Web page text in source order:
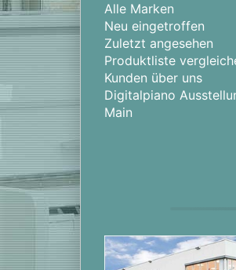
Inkl. Noten, Texten
Alle Marken
Neu eingetroffen
Zuletzt angesehen
Produktliste
Kunden über uns
Digitalpiano
Main